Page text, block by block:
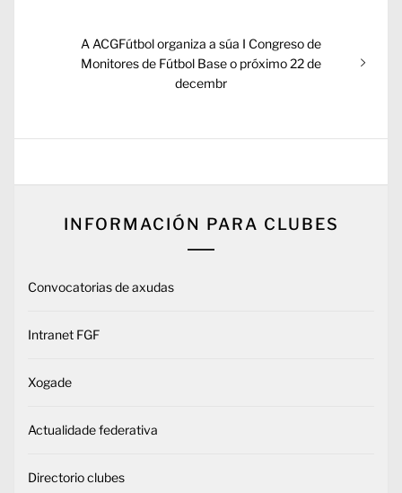
Entrada
siguiente:
A ACGFútbol organiza a súa I Congreso de
Monitores de Fútbol Base o próximo 22 de
decembr
INFORMACIÓN PARA CLUBES
Convocatorias de axudas
Intranet FGF
Xogade
Actualidade federativa
Directorio clubes